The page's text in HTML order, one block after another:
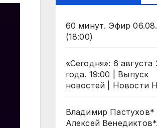
60 минут. Эфир
(18:00)
«Сегодня»: 6 августа
года. 19:00 | Выпуск
новостей | Новости
Владимир Пастухов*
Алексей Венедиктов*.